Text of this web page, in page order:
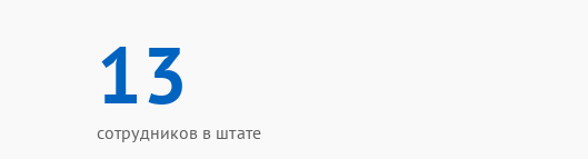
13
сотрудников в штате